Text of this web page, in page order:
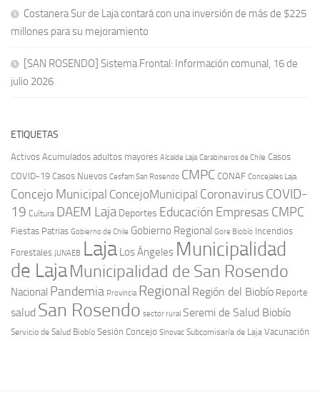
Costanera Sur de Laja contará con una inversión de más de $225
millones para su mejoramiento
[SAN ROSENDO] Sistema Frontal: Información comunal, 16 de
julio 2026
ETIQUETAS
Activos Acumulados adultos mayores Alcalde Laja Carabineros de Chile Casos
COVID-19 Casos Nuevos Cesfam San Rosendo CMPC CONAF Concejales Laja
Concejo Municipal ConcejoMunicipal CoronavirusCOVID-
19 Cultura DAEM Laja Deportes Educación Empresas CMPC
Fiestas Patrias Gobierno de Chile Gobierno Regional Gore Biobío Incendios
Forestales JUNAEB Laja Los Ángeles Municipalidad
de LajaMunicipalidad de San Rosendo
Nacional Pandemia Provincia Regional Región del Biobío Reporte
salud San Rosendo sector rural Seremi de Salud Biobío
Servicio de Salud Biobío Sesión Concejo Sinovac Subcomisaría de Laja Vacunación